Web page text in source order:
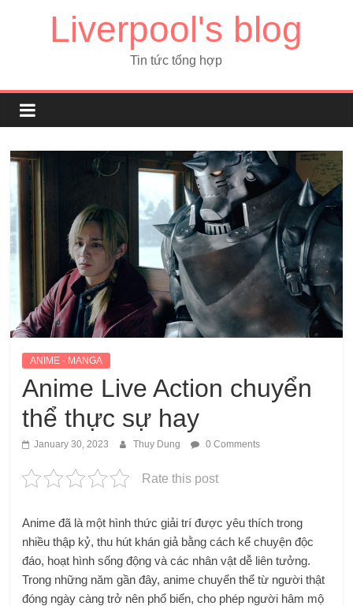
Liverpool's blog
Tin tức tổng hợp
ANIME - MANGA
Anime Live Action chuyển
thể thực sự hay
January 30, 2023 Thuy Dung 0 Comments
Rate this post
Anime đã là một hình thức giải trí được yêu thích trong
nhiều thập kỷ, thu hút khán giả bằng cách kể chuyện độc
đáo, hoạt hình sống động và các nhân vật dễ liên tưởng.
Trong những năm gần đây, anime chuyển thể từ người thật
đóng ngày càng trở nên phổ biến, cho phép người hâm mộ